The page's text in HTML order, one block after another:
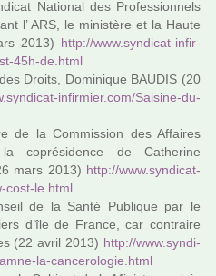
National des Professionnels
l’ ARS, le minis­tère et la Haute
2013)
http://www.syn­di­cat-infir­
45h-de.html
Droits, Dominique BAUDIS (20
infir­mier.com/Saisine-du-
de la Commission des Affaires
copré­si­dence de Catherine
mars 2013) http://www.syn­di­cat-
cost-le.html
de la Santé Publique par le
d’île de France, car contraire
(22 avril 2013) http://www.syn­di­
la-can­ce­ro­lo­gie.html